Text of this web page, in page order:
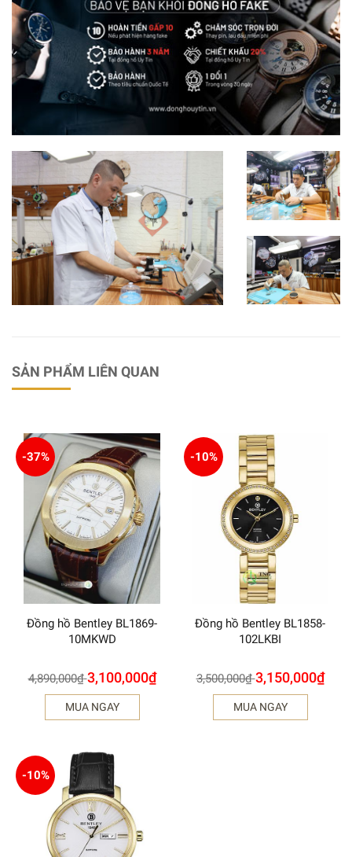
SẢN PHẨM LIÊN QUAN
-37%
Đồng hồ Bentley BL1869-
10MKWD
4,890,000₫ 3,100,000₫
MUA NGAY
-10%
Đồng hồ Bentley BL1858-
102LKBI
3,500,000₫ 3,150,000₫
MUA NGAY
-10%